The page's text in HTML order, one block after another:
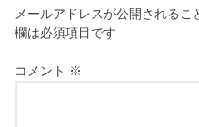
メールアドレスが公開されるこ
欄は必須項目です
コメント ※